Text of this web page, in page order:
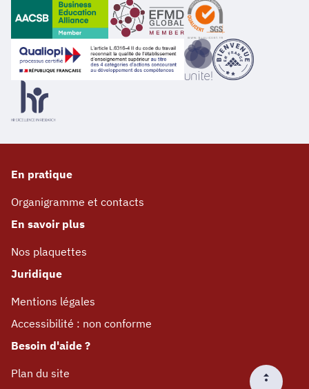
En pratique
Organigramme et contacts
En savoir plus
Nos plaquettes
Juridique
Mentions légales
Accessibilité : non conforme
Besoin d'aide ?
Plan du site